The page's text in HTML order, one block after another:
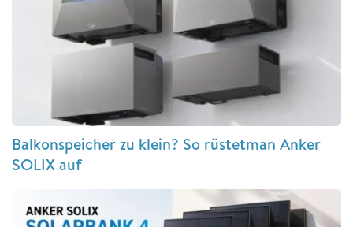
Balkonspeicher zu klein? So rüstetman Anker
SOLIX auf